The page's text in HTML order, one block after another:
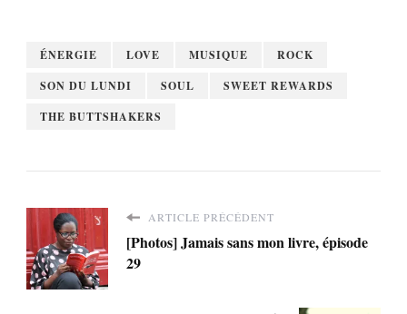
ÉNERGIE LOVE MUSIQUE
ROCK
SON DU LUNDI
SOUL
SWEET REWARDS
THE BUTTSHAKERS
ARTICLE PRÉCÉDENT
[Photos] Jamais sans mon livre, épisode
29